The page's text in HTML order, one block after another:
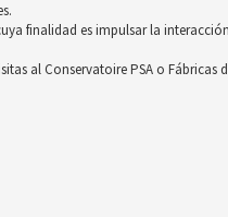
finalidad es impulsar la
al Conservatoire PSA o Fábricas